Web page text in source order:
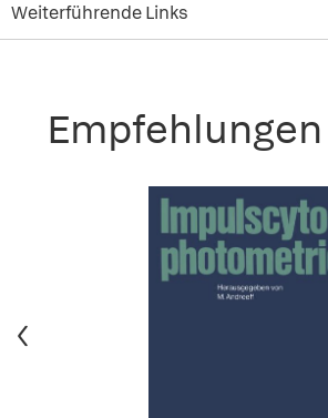
Weiterführende Links